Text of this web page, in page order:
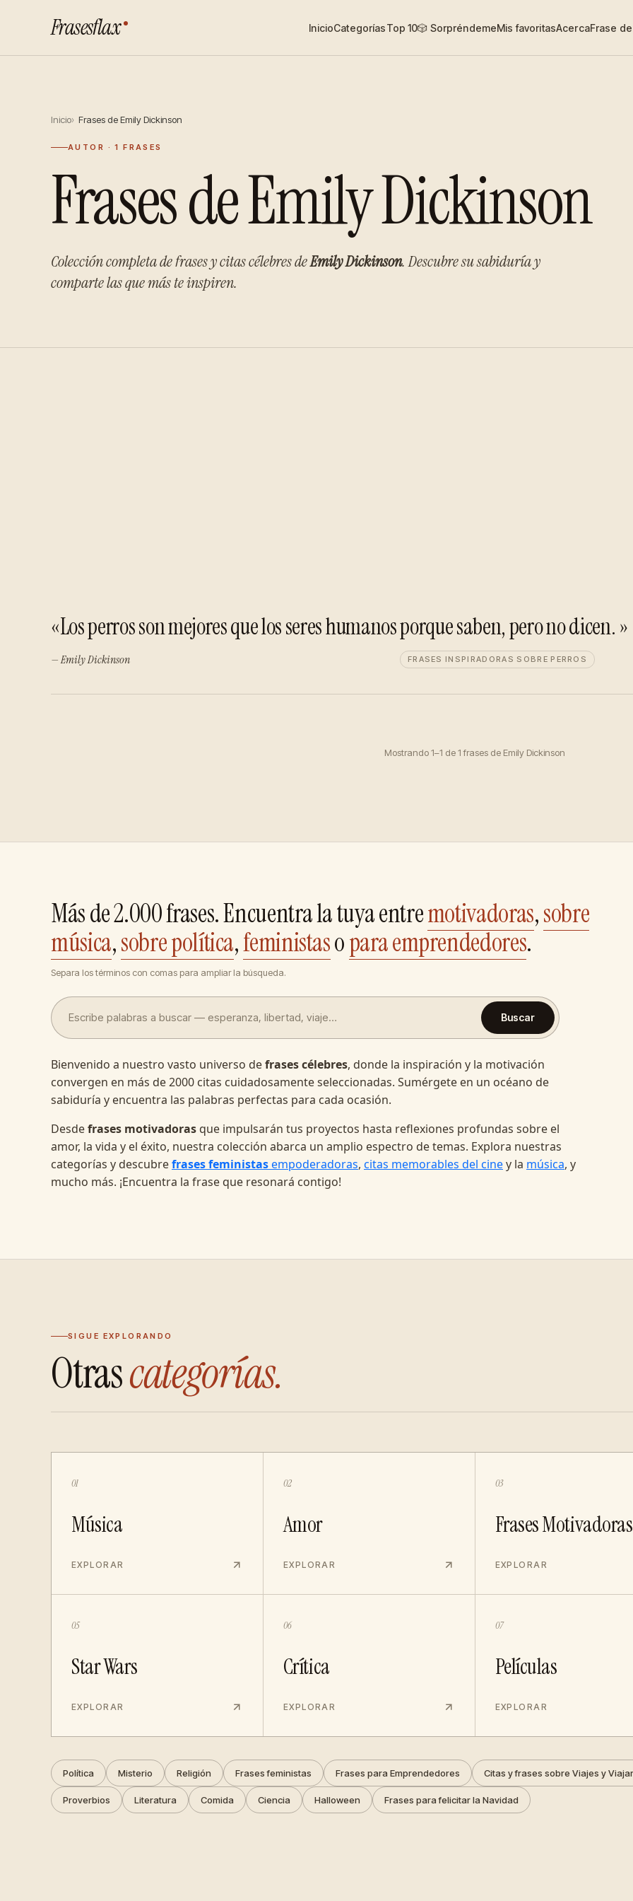
Frasesflax InicioCategoríasTop 10🎲 SorpréndemeMis favoritasAcercaFrase
Inicio Frases de Emily Dickinson
AUTOR · 1 FRASES
Frases de Emily Dickinson
Colección completa de frases y citas célebres deEmily Dickinson. Descubre su sabiduría y
comparte las que más te inspiren.
«Los perros son mejores que los seres humanos porque saben, pero no dicen. »
— Emily Dickinson FRASES INSPIRADORAS SOBRE PERROS
Mostrando 1–1 de 1 frases de Emily Dickinson
Más de 2.000 frases. Encuentra la tuya entremotivadoras,sobre
música,sobre política,feministasopara emprendedores.
Separa los términos con comas para ampliar la búsqueda.
Buscar
Bienvenido a nuestro vasto universo defrases célebres, donde la inspiración y la motivación
convergen en más de 2000 citas cuidadosamente seleccionadas. Sumérgete en un océano de
sabiduría y encuentra las palabras perfectas para cada ocasión.
Desdefrases motivadoras que impulsarán tus proyectos hasta reflexiones profundas sobre el
amor, la vida y el éxito, nuestra colección abarca un amplio espectro de temas. Explora nuestras
categorías y descubrefrases feministasempoderadoras, citas memorables del ciney la música, y
mucho más. ¡Encuentra la frase que resonará contigo!
SIGUE EXPLORANDO
Otrascategorías.
01
Música
EXPLORAR
02
Amor
EXPLORAR
03
Frases Motivadoras
EXPLORAR
05
Star Wars
EXPLORAR
06
Crítica
EXPLORAR
07
Películas
EXPLORAR
Política Misterio Religión Frases feministas Frases para Emprendedores Citas y frases sobre Viajes y Viajar
Proverbios Literatura Comida Ciencia Halloween Frases para felicitar la Navidad